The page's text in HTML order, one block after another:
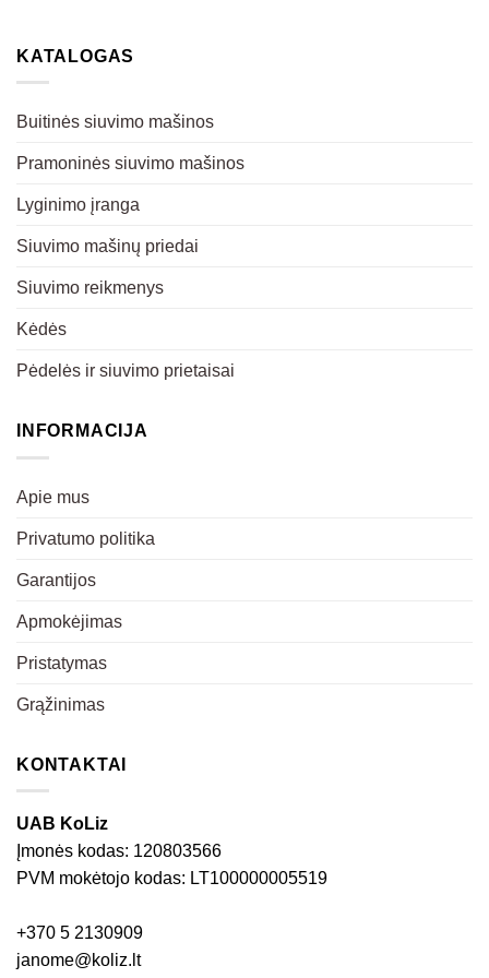
KATALOGAS
Buitinės siuvimo mašinos
Pramoninės siuvimo mašinos
Lyginimo įranga
Siuvimo mašinų priedai
Siuvimo reikmenys
Kėdės
Pėdelės ir siuvimo prietaisai
INFORMACIJA
Apie mus
Privatumo politika
Garantijos
Apmokėjimas
Pristatymas
Grąžinimas
KONTAKTAI
UAB KoLiz
Įmonės kodas: 120803566
PVM mokėtojo kodas: LT100000005519
+370 5 2130909
janome@koliz.lt